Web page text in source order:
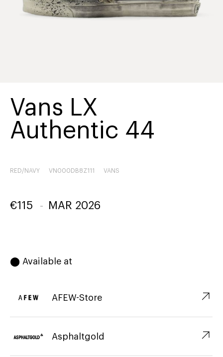
Vans LX
Authentic 44
RED/NAVY VN000DB8Z111 VANS
€115 - MAR 2026
⬤ Available at
AFEW-Store ↗︎
Asphaltgold ↗︎